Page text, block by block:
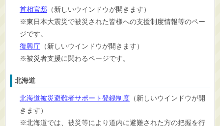
首相官邸 （新しいウインドウが開きます）
※東日本大震災で被災された皆様への支援制度情報等のペー
ジです。
復興庁 （新しいウインドウが開きます）
※被災者支援に関わるページです。
北海道
北海道被災避難者サポート登録制度 （新しいウインドウが開
きます）
※北海道では、被災等により道内に避難された方の把握を行